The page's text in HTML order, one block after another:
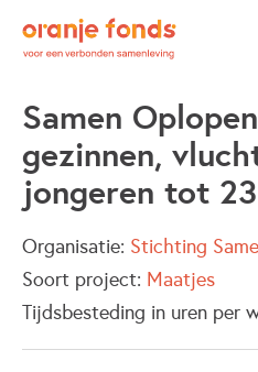
Samen
gezinnen,
jongeren tot
Organisatie: Stichting
Soort project: Maatjes
Tijdsbesteding in uren per